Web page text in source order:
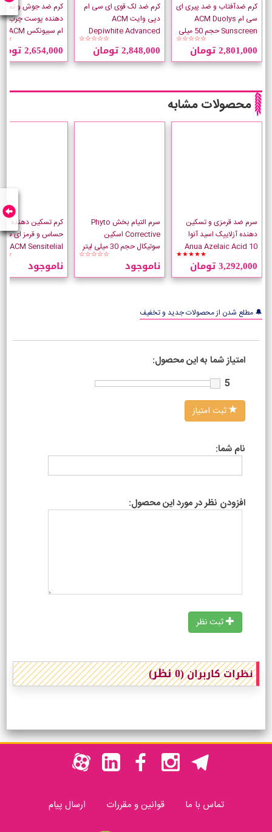
کرم ضدآفتاب و ضد پیری ای
سی ام ACM Duolys
Sunscreen حجم 50 میلی
☆☆☆☆☆
2,801,000 تومان
کرم ضد لک قوی ای سی ام
دپی وایت ACM
Depiwhite Advanced
☆☆☆☆☆
2,848,000 تومان
کرم ضد جوش و
دهنده پوست چرب
ام سبیونکس ACM
میلی لیتر
2,654,000 تومان
محصولات مشابه
سرم ضد قرمزی و تسکین
دهنده آزلاییک اسید آنوا
Anua Azelaic Acid 10
★★★★★
3,292,000 تومان
سرم التیام بخش Phyto
Corrective اسکین
سوتیکال حجم 30 میلی لیتر
☆☆☆☆☆
ناموجود
کرم تسکین دهنده
حساس و قرمز ای سی
ACM Sensitelial
لیتر
ناموجود
🔔 مطلع شدن از محصولات جدید و تخفیف
امتیاز شما به این محصول:
5
ثبت امتیاز
نام شما:
افزودن نظر در مورد این محصول:
ثبت نظر
نظرات کاربران(0 نظر)
تماس با ما قوانین و مقررات ارسال پیام